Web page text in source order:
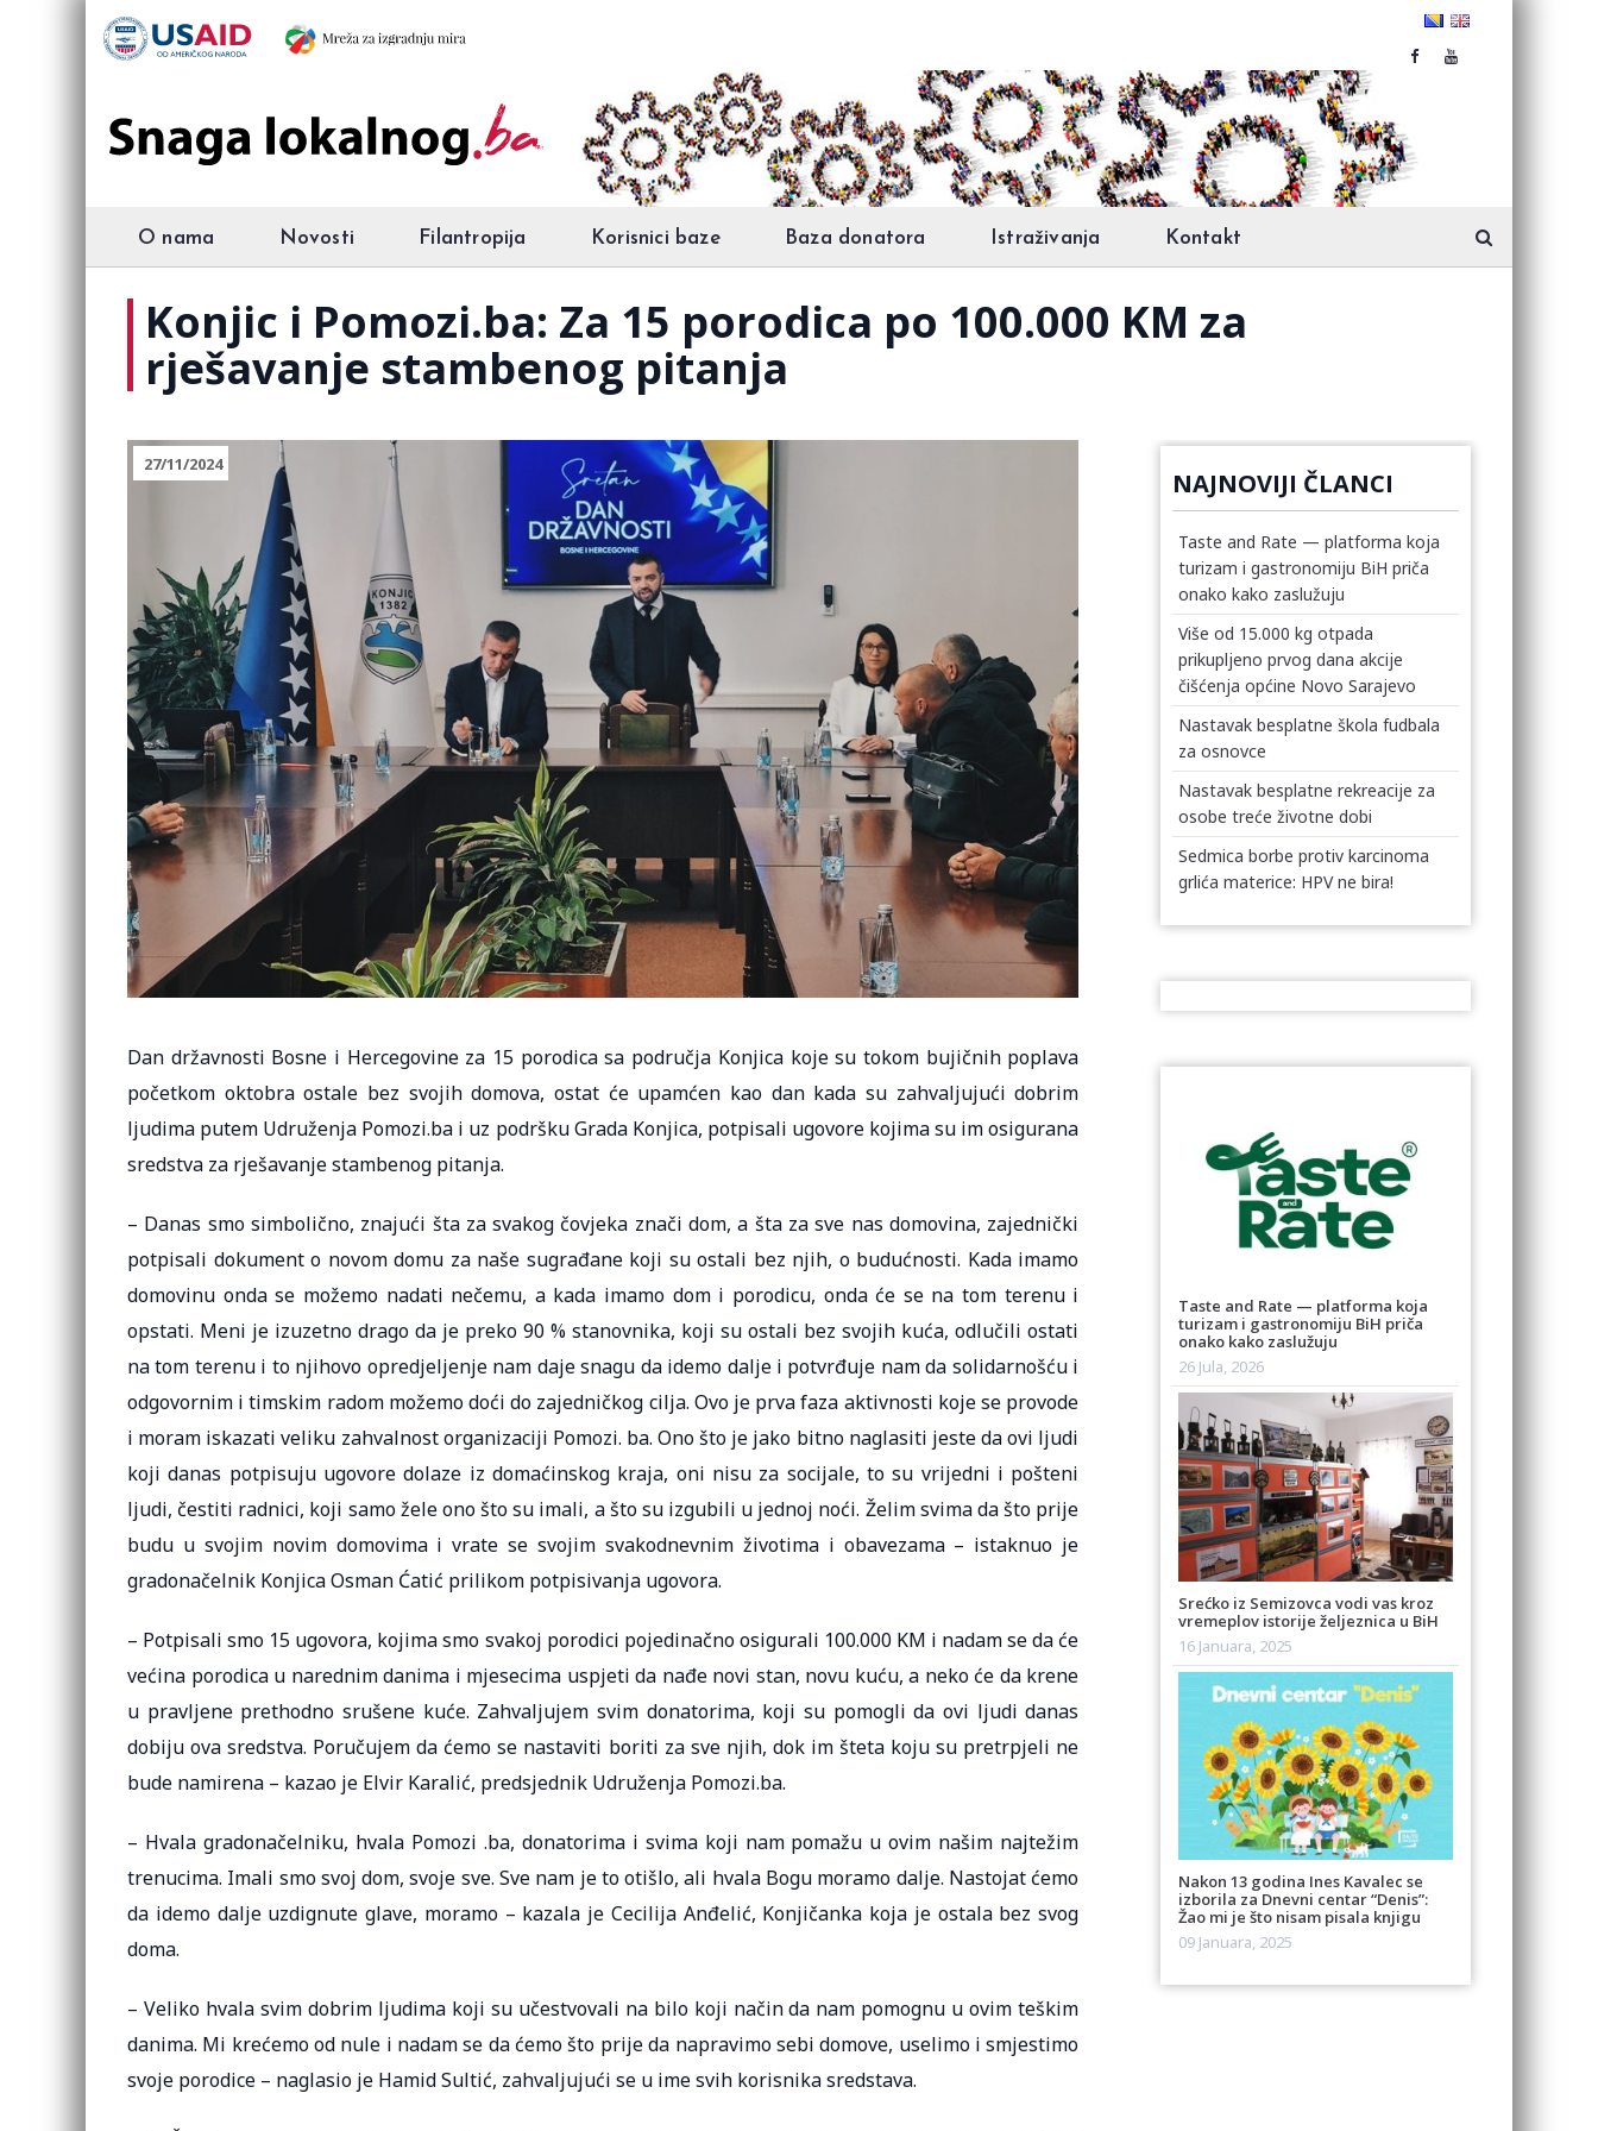
O nama Novosti Filantropija Korisnici baze Baza donatora Istraživanja Kontakt
Konjic i Pomozi.ba: Za 15 porodica po 100.000 KM za
rješavanje stambenog pitanja
27/11/2024
Dan državnosti Bosne i Hercegovine za 15 porodica sa područja Konjica koje su tokom bujičnih poplava
početkom oktobra ostale bez svojih domova, ostat će upamćen kao dan kada su zahvaljujući dobrim
ljudima putem Udruženja Pomozi.ba i uz podršku Grada Konjica, potpisali ugovore kojima su im osigurana
sredstva za rješavanje stambenog pitanja.
– Danas smo simbolično, znajući šta za svakog čovjeka znači dom, a šta za sve nas domovina, zajednički
potpisali dokument o novom domu za naše sugrađane koji su ostali bez njih, o budućnosti. Kada imamo
domovinu onda se možemo nadati nečemu, a kada imamo dom i porodicu, onda će se na tom terenu i
opstati. Meni je izuzetno drago da je preko 90 % stanovnika, koji su ostali bez svojih kuća, odlučili ostati
na tom terenu i to njihovo opredjeljenje nam daje snagu da idemo dalje i potvrđuje nam da solidarnošću i
odgovornim i timskim radom možemo doći do zajedničkog cilja. Ovo je prva faza aktivnosti koje se provode
i moram iskazati veliku zahvalnost organizaciji Pomozi. ba. Ono što je jako bitno naglasiti jeste da ovi ljudi
koji danas potpisuju ugovore dolaze iz domaćinskog kraja, oni nisu za socijale, to su vrijedni i pošteni
ljudi, čestiti radnici, koji samo žele ono što su imali, a što su izgubili u jednoj noći. Želim svima da što prije
budu u svojim novim domovima i vrate se svojim svakodnevnim životima i obavezama – istaknuo je
gradonačelnik Konjica Osman Ćatić prilikom potpisivanja ugovora.
– Potpisali smo 15 ugovora, kojima smo svakoj porodici pojedinačno osigurali 100.000 KM i nadam se da će
većina porodica u narednim danima i mjesecima uspjeti da nađe novi stan, novu kuću, a neko će da krene
u pravljene prethodno srušene kuće. Zahvaljujem svim donatorima, koji su pomogli da ovi ljudi danas
dobiju ova sredstva. Poručujem da ćemo se nastaviti boriti za sve njih, dok im šteta koju su pretrpjeli ne
bude namirena – kazao je Elvir Karalić, predsjednik Udruženja Pomozi.ba.
– Hvala gradonačelniku, hvala Pomozi .ba, donatorima i svima koji nam pomažu u ovim našim najtežim
trenucima. Imali smo svoj dom, svoje sve. Sve nam je to otišlo, ali hvala Bogu moramo dalje. Nastojat ćemo
da idemo dalje uzdignute glave, moramo – kazala je Cecilija Anđelić, Konjičanka koja je ostala bez svog
doma.
– Veliko hvala svim dobrim ljudima koji su učestvovali na bilo koji način da nam pomognu u ovim teškim
danima. Mi krećemo od nule i nadam se da ćemo što prije da napravimo sebi domove, uselimo i smjestimo
svoje porodice – naglasio je Hamid Sultić, zahvaljujući se u ime svih korisnika sredstava.
NAJNOVIJI ČLANCI
Taste and Rate — platforma koja
turizam i gastronomiju BiH priča
onako kako zaslužuju
Više od 15.000 kg otpada
prikupljeno prvog dana akcije
čišćenja općine Novo Sarajevo
Nastavak besplatne škola fudbala
za osnovce
Nastavak besplatne rekreacije za
osobe treće životne dobi
Sedmica borbe protiv karcinoma
grlića materice: HPV ne bira!
Taste and Rate — platforma koja
turizam i gastronomiju BiH priča
onako kako zaslužuju
26 Jula, 2026
Srećko iz Semizovca vodi vas kroz
vremeplov istorije željeznica u BiH
16 Januara, 2025
Nakon 13 godina Ines Kavalec se
izborila za Dnevni centar “Denis”:
Žao mi je što nisam pisala knjigu
09 Januara, 2025